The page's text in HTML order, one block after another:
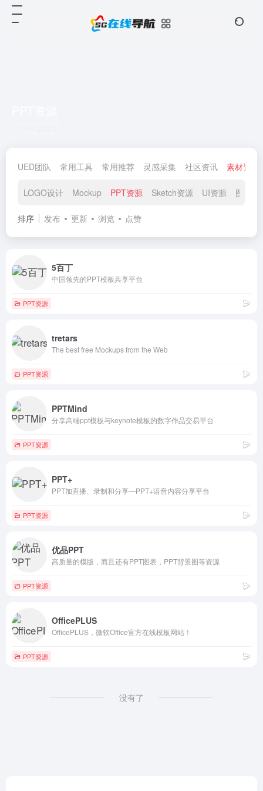
UED团队 常用工具 常用推荐 灵感采集 社区资讯 素材资源
LOGO设计 Mockup PPT资源 Sketch资源 UI资源 图标素
排序 发布 更新 浏览 点赞
5百丁
中国领先的PPT模板共享平台
PPT资源
tretars
The best free Mockups from the Web
PPT资源
PPTMind
分享高端ppt模板与keynote模板的数字作品交易平台
PPT资源
PPT+
PPT加直播、录制和分享—PPT+语音内容分享平台
PPT资源
优品PPT
高质量的模版，而且还有PPT图表，PPT背景图等资源
PPT资源
OfficePLUS
OfficePLUS，微软Office官方在线模板网站！
PPT资源
没有了